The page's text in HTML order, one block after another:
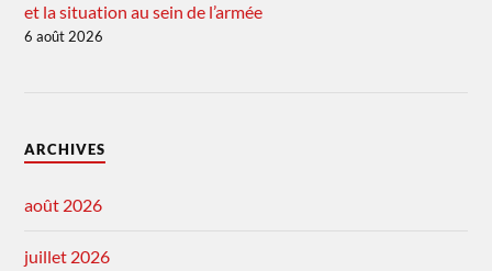
et la situation au sein de l’armée
6 août 2026
ARCHIVES
août 2026
juillet 2026